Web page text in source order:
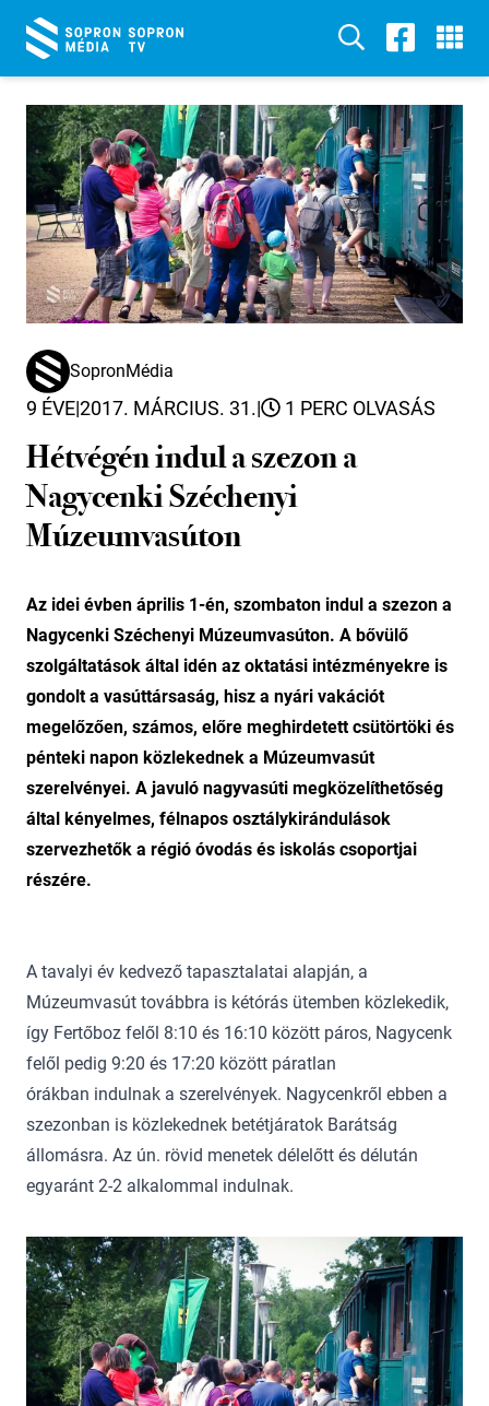
SopronMédia
9 ÉVE|2017. MÁRCIUS. 31.| 1 PERC OLVASÁS
Hétvégén indul a szezon a
Nagycenki Széchenyi
Múzeumvasúton
Az idei évben április 1-én, szombaton indul a szezon a
Nagycenki Széchenyi Múzeumvasúton. A bővülő
szolgáltatások által idén az oktatási intézményekre is
gondolt a vasúttársaság, hisz a nyári vakációt
megelőzően, számos, előre meghirdetett csütörtöki és
pénteki napon közlekednek a Múzeumvasút
szerelvényei. A javuló nagyvasúti megközelíthetőség
által kényelmes, félnapos osztálykirándulások
szervezhetők a régió óvodás és iskolás csoportjai
részére.
A tavalyi év kedvező tapasztalatai alapján, a
Múzeumvasút továbbra is kétórás ütemben közlekedik,
így Fertőboz felől 8:10 és 16:10 között páros, Nagycenk
felől pedig 9:20 és 17:20 között páratlan
órákban indulnak a szerelvények. Nagycenkről ebben a
szezonban is közlekednek betétjáratok Barátság
állomásra. Az ún. rövid menetek délelőtt és délután
egyaránt 2-2 alkalommal indulnak.